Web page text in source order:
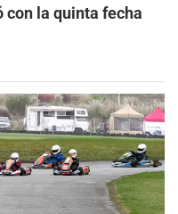
con la quinta fecha